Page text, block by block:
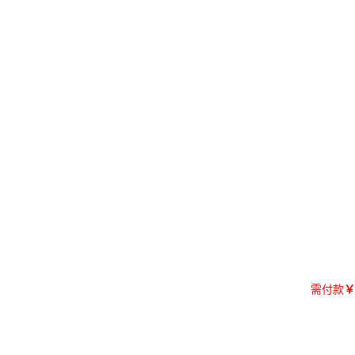
需付款￥